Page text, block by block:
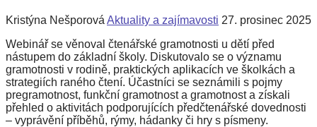
Kristýna Nešporová Aktuality a zajímavosti 27. prosinec 2025
Webinář se věnoval čtenářské gramotnosti u dětí před
nástupem do základní školy. Diskutovalo se o významu
gramotnosti v rodině, praktických aplikacích ve školkách a
strategiích raného čtení. Účastníci se seznámili s pojmy
pregramotnost, funkční gramotnost a gramotnost a získali
přehled o aktivitách podporujících předčtenářské dovednosti
– vyprávění příběhů, rýmy, hádanky či hry s písmeny.